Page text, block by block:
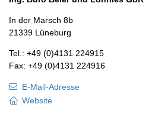
In der Marsch 8b
21339 Lüneburg
Tel.: +49 (0)4131 224915
Fax: +49 (0)4131 224916
E-Mail-Adresse
Website